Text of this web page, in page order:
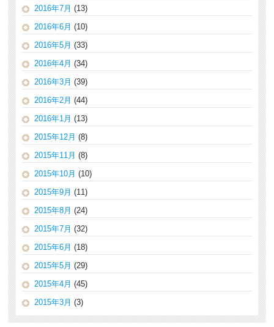
2016年7月 (13)
2016年6月 (10)
2016年5月 (33)
2016年4月 (34)
2016年3月 (39)
2016年2月 (44)
2016年1月 (13)
2015年12月 (8)
2015年11月 (8)
2015年10月 (10)
2015年9月 (11)
2015年8月 (24)
2015年7月 (32)
2015年6月 (18)
2015年5月 (29)
2015年4月 (45)
2015年3月 (3)